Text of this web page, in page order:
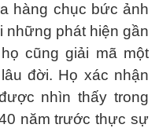
hàng chục bức ảnh
những phát hiện gần
cũng giải mã một
đời. Họ xác nhận
nhìn thấy trong
năm trước thực sự